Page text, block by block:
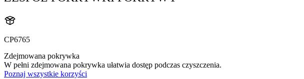
CP6765
Zdejmowana pokrywka
W pełni zdejmowana pokrywka ułatwia dostęp podczas czyszczenia.
Poznaj wszystkie korzyści